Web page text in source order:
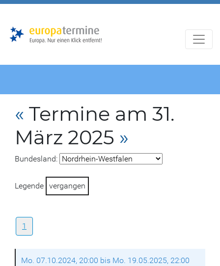
« Termine am 31.
März 2025 »
Bundesland:
Legende vergangen
1
Mo. 07.10.2024, 20:00 bis Mo. 19.05.2025, 22:00